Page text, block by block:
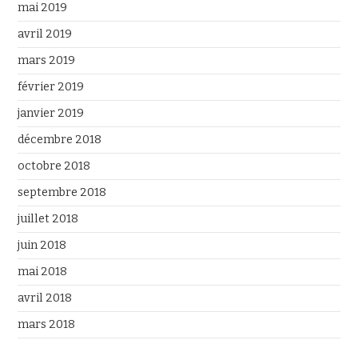
mai 2019
avril 2019
mars 2019
février 2019
janvier 2019
décembre 2018
octobre 2018
septembre 2018
juillet 2018
juin 2018
mai 2018
avril 2018
mars 2018